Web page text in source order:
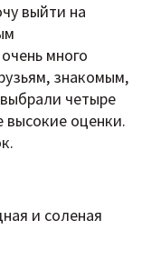
выйти на
много
знакомым,
четыре
высокие оценки.
и соленая